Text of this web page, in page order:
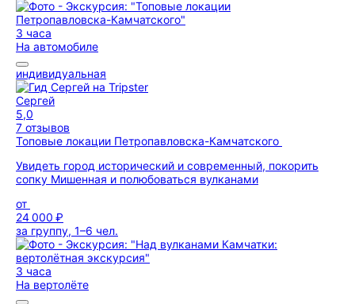
3 часа
На автомобиле
индивидуальная
Сергей
5,0
7 отзывов
Топовые локации Петропавловска-Камчатского
Увидеть город исторический и современный, покорить
сопку Мишенная и полюбоваться вулканами
от
24 000 ₽
за группу, 1–6 чел.
3 часа
На вертолёте